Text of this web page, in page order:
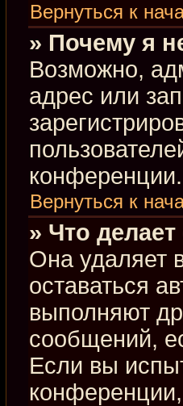
Вернуться к
» Почему я
Возможно,
адрес или
конференции.
Вернуться к
» Что
Она удаляет
оставаться
выполняют
сообщений,
Если вы